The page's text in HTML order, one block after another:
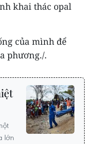
khai thác opal
của mình để
phương./.
lớn